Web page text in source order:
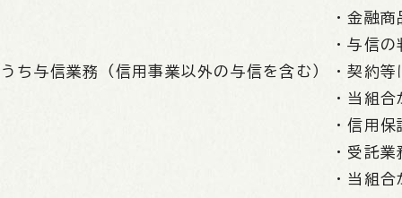
うち与信業務（信用事業以外の与信を含む）
・金融
・与信
・契約
・当組
・信用
・受託
・当組